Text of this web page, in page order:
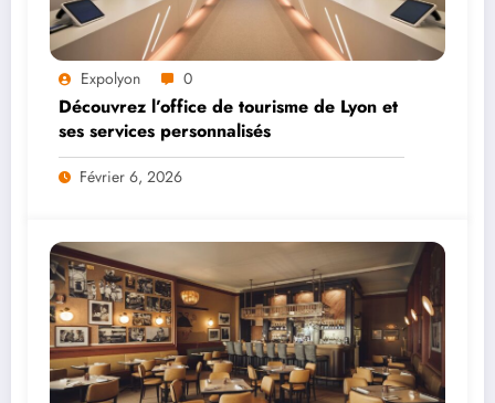
Expolyon 0
Découvrez l’office de tourisme de Lyon et
ses services personnalisés
Février 6, 2026